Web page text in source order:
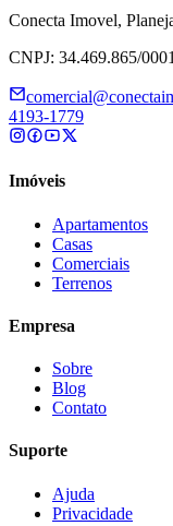
Conecta Imovel,
CNPJ: 34.469.865/
4193-1779
Imóveis
Apartamentos
Casas
Comerciais
Terrenos
Empresa
Sobre
Blog
Contato
Suporte
Ajuda
Privacidade